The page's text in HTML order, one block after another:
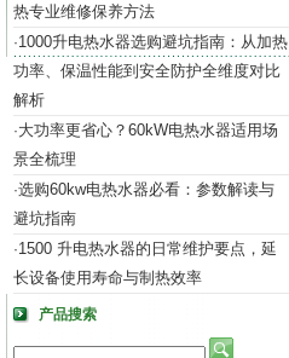
热专业维修保养方法
·1000升电热水器选购避坑指南：从加热
功率、保温性能到安全防护全维度对比
解析
·大功率更省心？60kW电热水器适用场
景全梳理
·选购60kw电热水器必看：参数解读与
避坑指南
·1500 升电热水器的日常维护要点，延
长设备使用寿命与制热效率
产品搜索